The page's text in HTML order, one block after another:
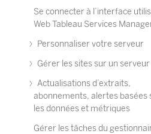
Se connecter à l’interface
Web Tableau Services
Personnaliser votre serveur
Gérer les sites sur un serveur
Actualisations d’extraits,
abonnements, alertes basées
les données et métriques
Gérer les tâches du